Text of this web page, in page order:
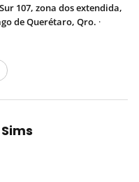
107, zona dos extendida,
de Querétaro, Qro. ·